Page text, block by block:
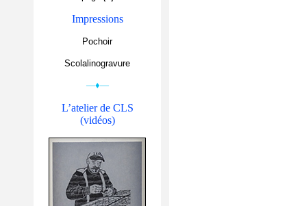
Impressions
Pochoir
Scolalinogravure
—♦—
L’atelier de CLS
(vidéos)